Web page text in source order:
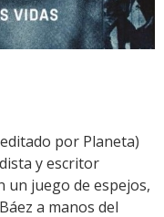
por Planeta)
y escritor
un juego de espejos,
a manos del